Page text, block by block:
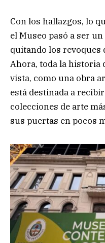
Con los hallazgos, lo
el Museo pasó a ser
quitando los revoques
Ahora, toda la historia
vista, como una obra
está destinada a
colecciones de arte
sus puertas en pocos